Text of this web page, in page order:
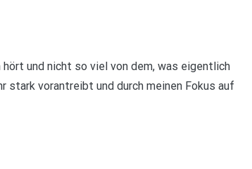
und nicht so viel von dem, was eigentlich
vorantreibt und durch meinen Fokus auf